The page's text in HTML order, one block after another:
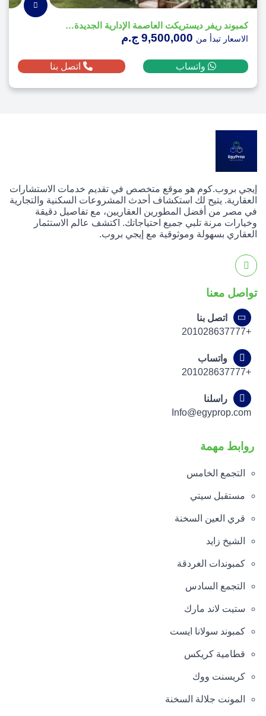
كمبوند ريفر ديستريكت العاصمة الإدارية الجديدة - River District
الاسعار تبدأ من
واتساب اتصل بنا
إيجي بروب.كوم هو موقع متخصص في تقديم خدمات الاستشارات
العقارية. يتيح لك استكشاف أحدث المشروعات السكنية والتجارية
في مصر من أفضل المطورين العقاريين، مع تفاصيل دقيقة
وخيارات مرنة تلبي جميع احتياجاتك. اكتشف عالم الاستثمار
العقاري بسهولة وموثوقية مع إيجي بروب.
تواصل معنا
اتصل بنا
+201028637777
واتساب
+201028637777
راسلنا
Info@egyprop.com
روابط مهمة
التجمع الخامس
مستقبل سيتي
قري العين السخنة
الشيخ زايد
كمبوندات الغردقة
التجمع السادس
ستيت لاند مارك
كمبوند سولانا ايست
قطامية كريكس
كريسنت ووك
المونت جلالة السخنة